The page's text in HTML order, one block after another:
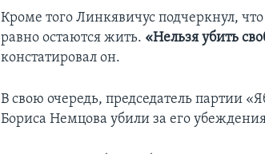
Кроме того Линкявичус подчеркнул,
равно остаются жить. «Нельзя убить
констатировал он.
В свою очередь, председатель партии
Бориса Немцова убили за его